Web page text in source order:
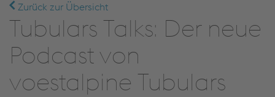
Zurück zur Übersicht
Tubulars Talks: Der neue
Podcast von
voestalpine Tubulars